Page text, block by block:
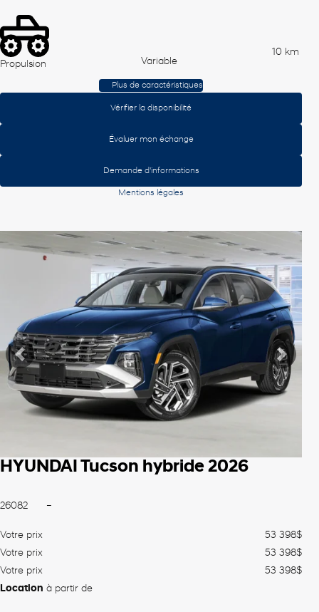
Propulsion Variable
10 km
Plus de caractéristiques
Vérifier la disponibilité
Évaluer mon échange
Demande d'informations
Mentions légales
Afficher 8 images en plus
Précédent
HYUNDAI Tucson hybride 2026
26082 –
Votre prix 53 398$
Votre prix
53 398$
Votre prix
53 398$
Location à partir de